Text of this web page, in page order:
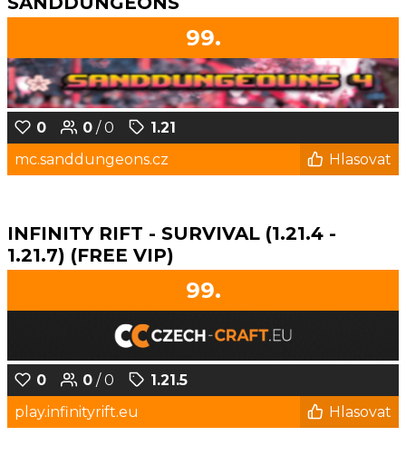
99.
0 0 / 0
1.21
mc.sanddungeons.cz
Hlasovat
INFINITY RIFT - SURVIVAL (1.21.4 -
1.21.7) (FREE VIP)
99.
0 0 / 0
1.21.5
play.infinityrift.eu
Hlasovat